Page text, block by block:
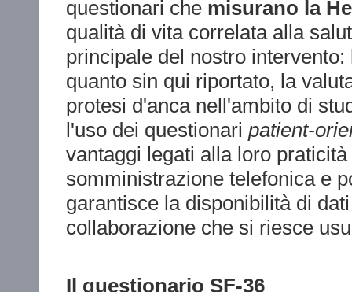
questionari che misurano la
qualità di vita correlata alla
principale del nostro
quanto sin qui riportato, la
protesi d'anca nell'ambito di
l'uso dei questionari patient-
vantaggi legati alla loro
somministrazione telefonica e
garantisce la disponibilità di
collaborazione che si riesce
Il questionario SF-36